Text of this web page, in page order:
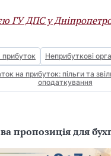
ГУ ДПС у
прибуток
Неприбуткові
на прибуток: пільги та
оподаткування
пропозиція для